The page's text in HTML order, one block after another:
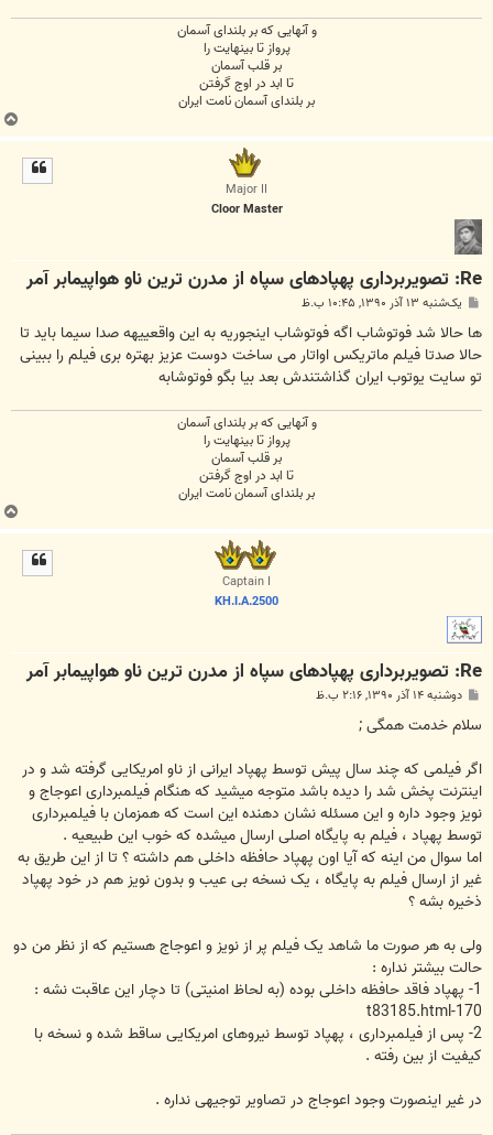
و آنهایی که بر بلندای آسمان
پرواز تا بینهایت را
بر قلب آسمان
تا ابد در اوج گرفتن
بر بلندای آسمان نامت ایران
ب
ا
Major II
Cloor Master
Re: تصویربرداری پهپادهای سپاه از مدرن ترین ناو هواپیمابر آمر
پ
ت
یک‌شنبه ۱۳ آذر ۱۳۹۰, ۱۰:۴۵ ب.ظ
ها حالا شد فوتوشاب اگه فوتوشاب اینجوریه به این واقعییهه صدا سیما باید تا
حالا صدتا فیلم ماتریکس اواتار می ساخت دوست عزیز بهتره بری فیلم را ببینی
تو سایت یوتوب ایران گذاشتندش بعد بیا بگو فوتوشابه
و آنهایی که بر بلندای آسمان
پرواز تا بینهایت را
بر قلب آسمان
تا ابد در اوج گرفتن
بر بلندای آسمان نامت ایران
ب
ا
Captain I
KH.I.A.2500
Re: تصویربرداری پهپادهای سپاه از مدرن ترین ناو هواپیمابر آمر
پ
ت
دوشنبه ۱۴ آذر ۱۳۹۰, ۲:۱۶ ب.ظ
سلام خدمت همگی ;
اگر فیلمی که چند سال پیش توسط پهپاد ایرانی از ناو امریکایی گرفته شد و در
اینترنت پخش شد را دیده باشد متوجه میشید که هنگام فیلمبرداری اعوجاج و
نویز وجود داره و این مسئله نشان دهنده این است که همزمان با فیلمبرداری
توسط پهپاد ، فیلم به پایگاه اصلی ارسال میشده که خوب این طبیعیه .
اما سوال من اینه که آیا اون پهپاد حافظه داخلی هم داشته ؟ تا از این طریق به
غیر از ارسال فیلم به پایگاه ، یک نسخه بی عیب و بدون نویز هم در خود پهپاد
ذخیره بشه ؟
ولی به هر صورت ما شاهد یک فیلم پر از نویز و اعوجاج هستیم که از نظر من دو
حالت بیشتر نداره :
1- پهپاد فاقد حافظه داخلی بوده (به لحاظ امنیتی) تا دچار این عاقبت نشه :
170-t83185.html
2- پس از فیلمبرداری ، پهپاد توسط نیروهای امریکایی ساقط شده و نسخه با
کیفیت از بین رفته .
در غیر اینصورت وجود اعوجاج در تصاویر توجیهی نداره .